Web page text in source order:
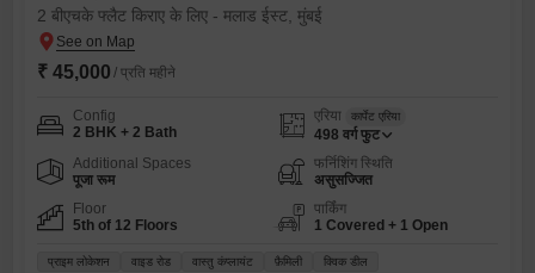
2 बीएचके फ्लैट किराए के लिए - मलाड ईस्ट, मुंबई
₹ 45,000 / प्रति महीने
Config
2 BHK + 2 Bath
एरिया कार्पेट एरिया
498 वर्ग फुट
Additional Spaces
पूजा रूम
फर्निशिंग स्थिति
असुसज्जित
Floor
5th of 12 Floors
पार्किंग
1 Covered + 1 Open
प्राइम लोकेशन वाइड रोड वास्तु कंप्लायंट फ़ैमिली क्विक डील